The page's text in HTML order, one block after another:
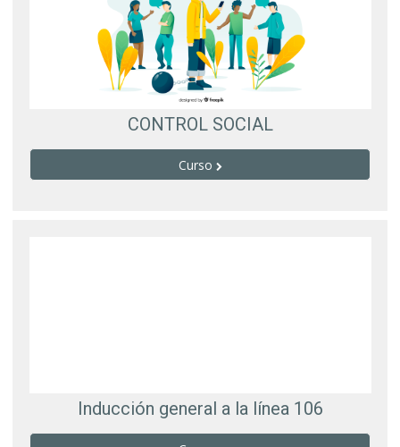
CONTROL SOCIAL
Curso
Inducción general a la línea 106